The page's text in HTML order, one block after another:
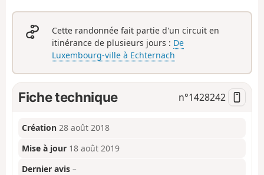
Cette randonnée fait partie d'un circuit en
itinérance de plusieurs jours : De
Luxembourg-ville à Echternach
Fiche technique n°1428242
Création 28 août 2018
Mise à jour 18 août 2019
Dernier avis –